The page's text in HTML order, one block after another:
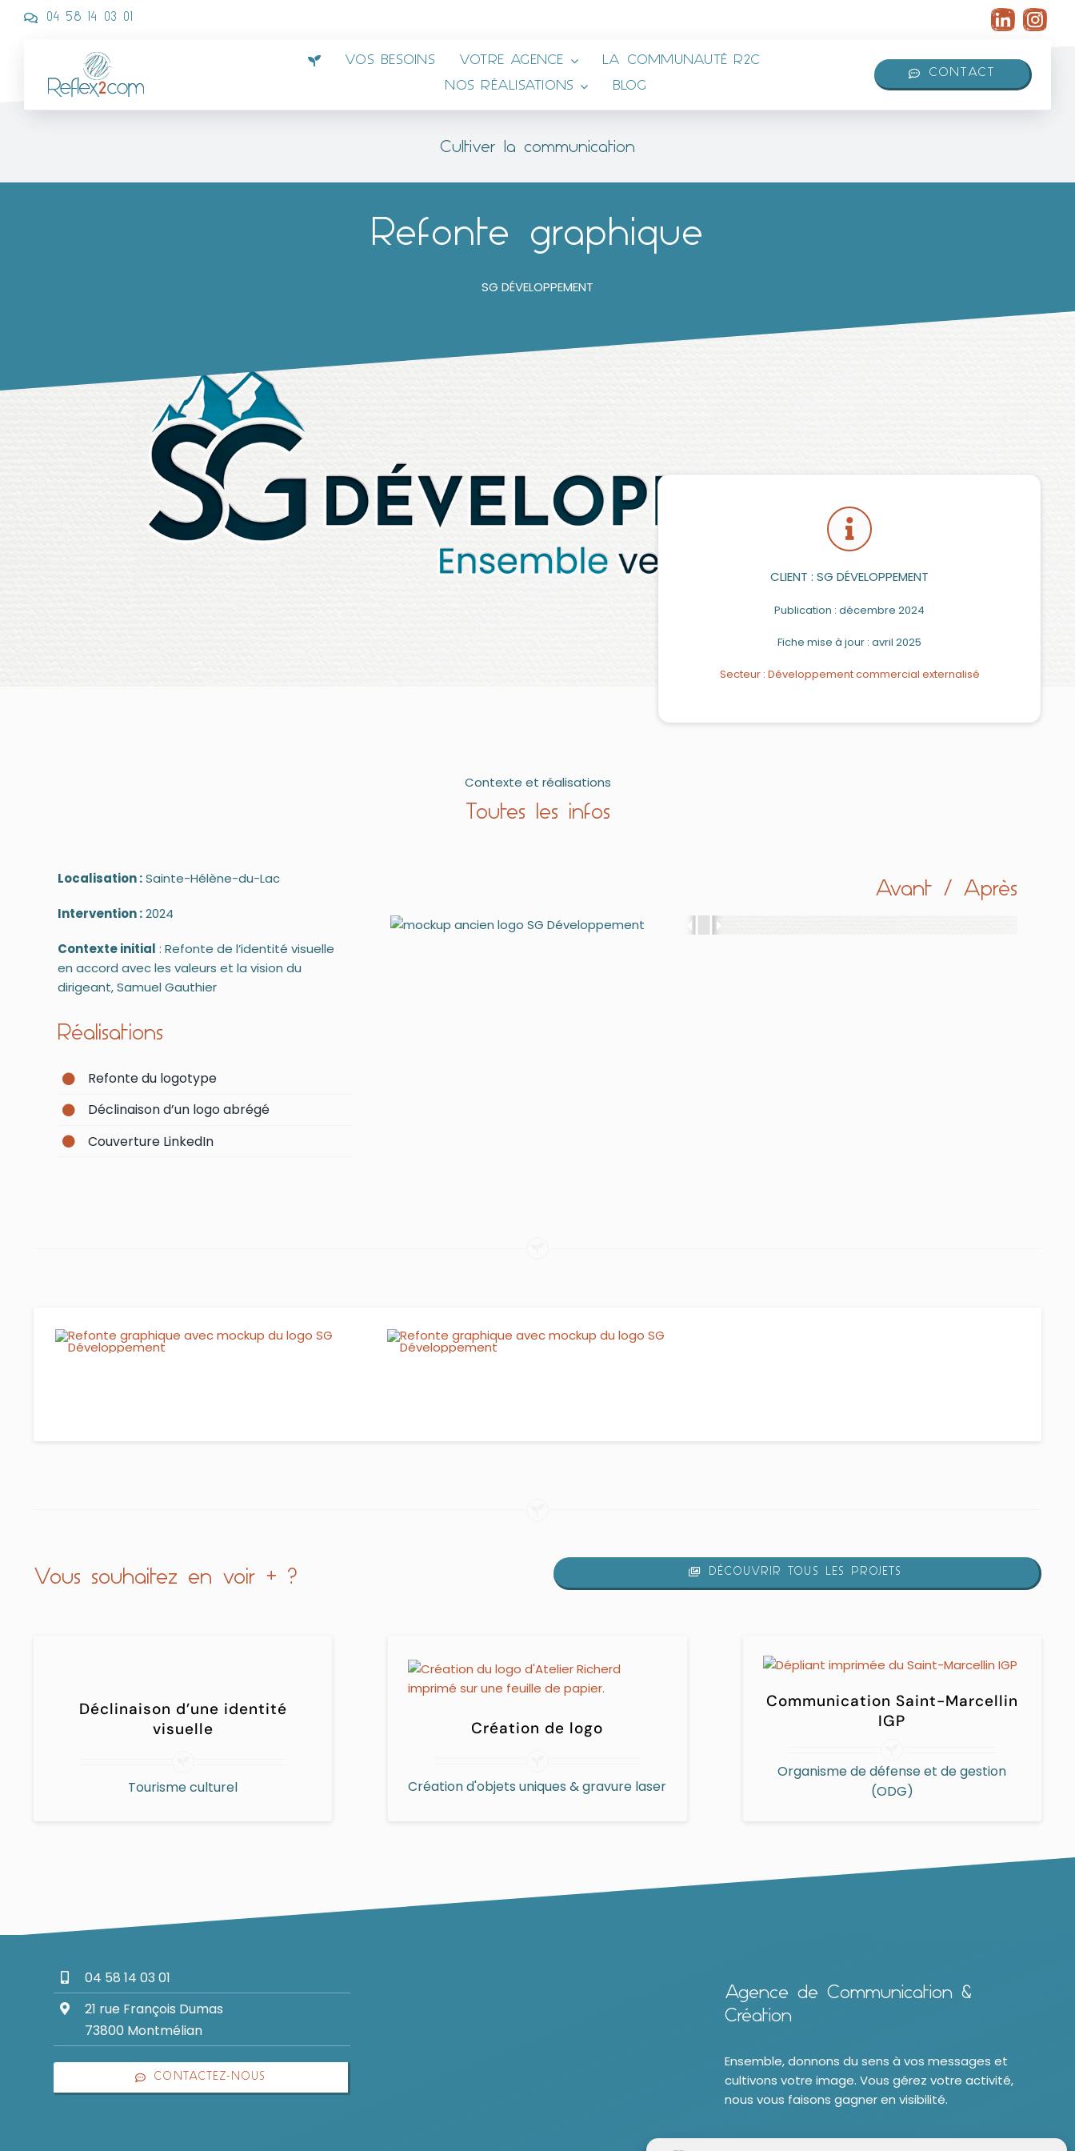
Passer
04 58 14 03 01
VOS BESOINS VOTRE AGENCE
LA COMMUNAUTÉ R2C
NOS RÉALISATIONS
BLOG
CONTACT
Cultiver la communication
Refonte graphique
SG DÉVELOPPEMENT
CLIENT : SG DÉVELOPPEMENT
Publication : décembre 2024
Fiche mise à jour : avril 2025
Secteur : Développement commercial externalisé
Contexte et réalisations
Toutes les infos
Localisation :Sainte-Hélène-du-Lac
Intervention :2024
Contexte initial : Refonte de l’identité visuelle
en accord avec les valeurs et la vision du
dirigeant, Samuel Gauthier
Réalisations
Refonte du logotype
Déclinaison d’un logo abrégé
Couverture LinkedIn
Avant / Après
Vous souhaitez en voir + ? DÉCOUVRIR TOUS LES PROJETS
Déclinaison d’une identité
visuelle
Tourisme culturel
Création de logo
Création d'objets uniques & gravure laser
Communication Saint-Marcellin
IGP
Organisme de défense et de gestion
(ODG)
04 58 14 03 01
21 rue François Dumas
73800 Montmélian
CONTACTEZ-NOUS
Agence de Communication &
Création
Ensemble, donnons du sens à vos messages et
cultivons votre image. Vous gérez votre activité,
nous vous faisons gagner en visibilité.